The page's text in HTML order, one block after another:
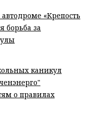
«Крепость
борьба за
каникул
о правилах